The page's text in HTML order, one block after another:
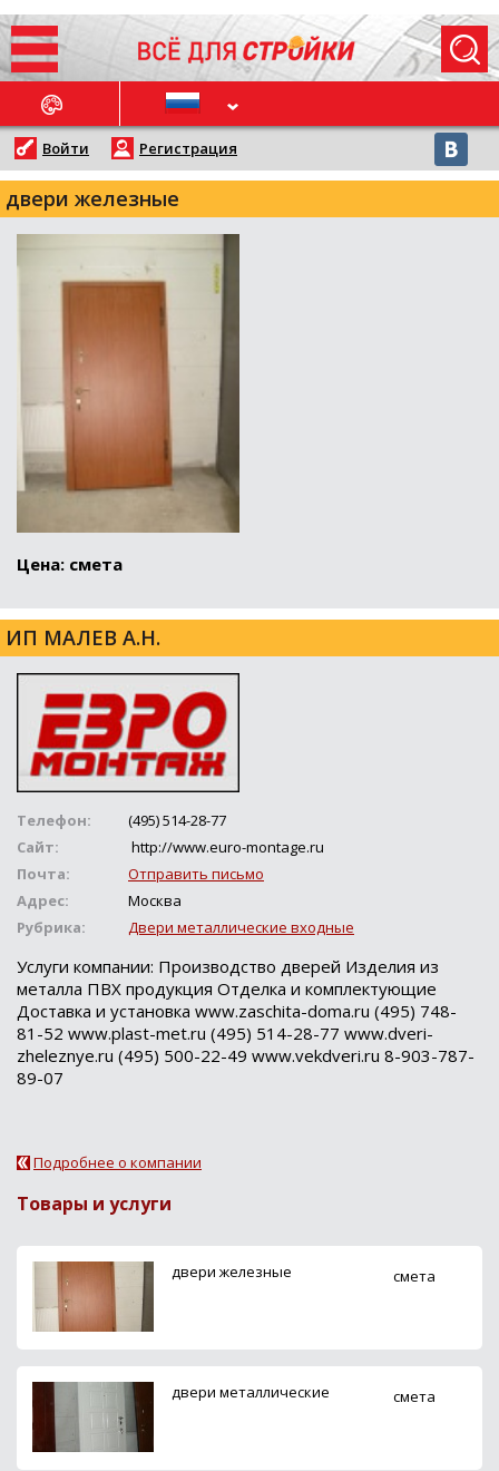
НОВОСТИ
Войти Регистрация
двери железные
Цена: смета
ИП МАЛЕВ А.Н.
Телефон:
(495) 514-28-77
Сайт:
http://www.euro-montage.ru
Почта:
Отправить письмо
Адрес:
Москва
Рубрика:
Двери металлические входные
Услуги компании: Производство дверей Изделия из
металла ПВХ продукция Отделка и комплектующие
Доставка и установка www.zaschita-doma.ru (495) 748-
81-52 www.plast-met.ru (495) 514-28-77 www.dveri-
zheleznye.ru (495) 500-22-49 www.vekdveri.ru 8-903-787-
89-07
Подробнее о компании
Товары и услуги
двери железные смета
двери металлические смета